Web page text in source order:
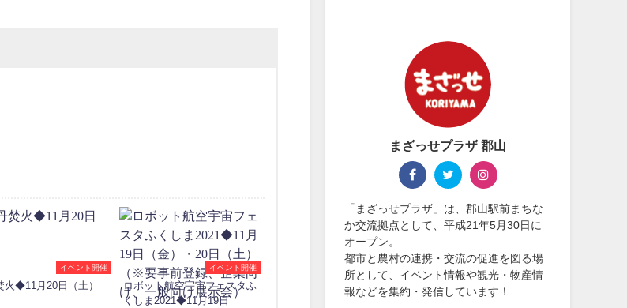
イベント開催
火◆11月20日（土）
イベント開催
ロボット航空宇宙フェスタふ
くしま2021◆11月19日
まざっせプラザ 郡山
「まざっせプラザ」は、郡山駅前まちな
か交流拠点として、平成21年5月30日に
オープン。
都市と農村の連携・交流の促進を図る場
所として、イベント情報や観光・物産情
報などを集約・発信しています！